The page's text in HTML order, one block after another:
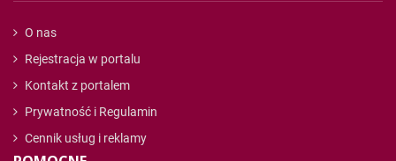
O nas
Rejestracja w portalu
Kontakt z portalem
Prywatność i Regulamin
Cennik usług i reklamy